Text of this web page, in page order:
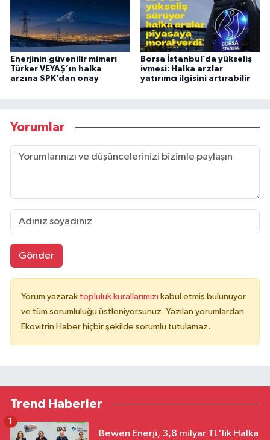
Enerjinin güvenilir mimarı
Türker VEYAŞ’ın halka
arzına SPK’dan onay
Borsa İstanbul’da yükseliş
ivmesi: Halka arzlar
yatırımcı ilgisini artırabilir
Yorumlar
Gönder
Yorum yazarak topluluk kurallarımızı kabul etmiş bulunuyor
ve tüm sorumluluğu üstleniyorsunuz. Yazılan yorumlardan
Ekovitrin Haber hiçbir şekilde sorumlu tutulamaz.
Trend Haberler
Bewen Enerji, 3,8 milyar TL'lik Halka
1